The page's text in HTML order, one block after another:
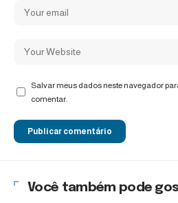
Salvar meus dados neste navegador
comentar.
Você também pode